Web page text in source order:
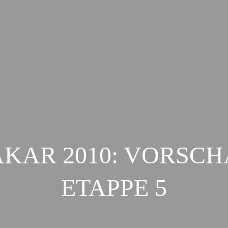
2010:
ETAPPE 5